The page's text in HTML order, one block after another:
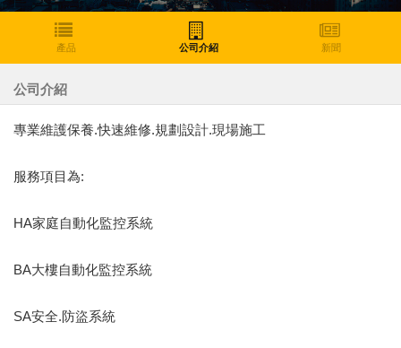
產品 公司介紹 新聞
公司介紹
專業維護保養.快速維修.規劃設計.現場施工
服務項目為:
HA家庭自動化監控系統
BA大樓自動化監控系統
SA安全.防盜系統